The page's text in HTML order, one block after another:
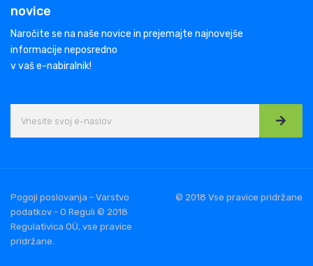
novice
Naročite se na naše novice in prejemajte najnovejše
informacije neposredno
v vaš e-nabiralnik!
Pogoji poslovanja - Varstvo
podatkov - O Reguli © 2018
Regulativica OÜ, vse pravice
pridržane.
© 2018 Vse pravice pridržane